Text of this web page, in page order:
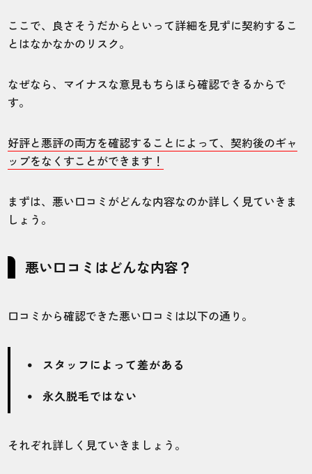
40代・raiziさん
施術 接客 雰囲気 料金 予約
店舗 施術部位
5.0
施術 接客 雰囲気
渋谷モディ店
ここで、良さそうだからといって詳細を見ずに契約するこ
とはなかなかのリスク。
なぜなら、マイナスな意見もちらほら確認できるからで
す。
好評と悪評の両方を確認することによって、契約後のギャ
ップをなくすことができます！
まずは、悪い口コミがどんな内容なのか詳しく見ていきま
しょう。
悪い口コミはどんな内容？
口コミから確認できた悪い口コミは以下の通り。
スタッフによって差がある
永久脱毛ではない
それぞれ詳しく見ていきましょう。